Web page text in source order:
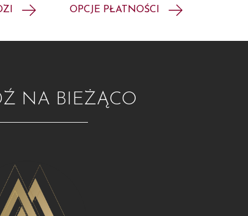
OPCJE PŁATNOŚCI
NA BIEŻĄCO